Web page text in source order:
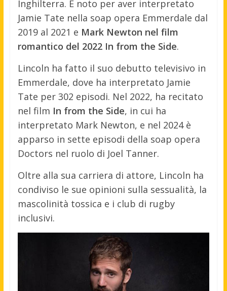
Inghilterra. È noto per aver interpretato
Jamie Tate nella soap opera Emmerdale dal
2019 al 2021 e Mark Newton nel film
romantico del 2022 In from the Side.
Lincoln ha fatto il suo debutto televisivo in
Emmerdale, dove ha interpretato Jamie
Tate per 302 episodi. Nel 2022, ha recitato
nel film In from the Side, in cui ha
interpretato Mark Newton, e nel 2024 è
apparso in sette episodi della soap opera
Doctors nel ruolo di Joel Tanner.
Oltre alla sua carriera di attore, Lincoln ha
condiviso le sue opinioni sulla sessualità, la
mascolinità tossica e i club di rugby
inclusivi.